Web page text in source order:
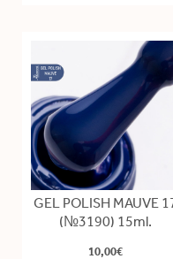
GEL POLISH MAUVE
(№3190) 15ml.
10,00€